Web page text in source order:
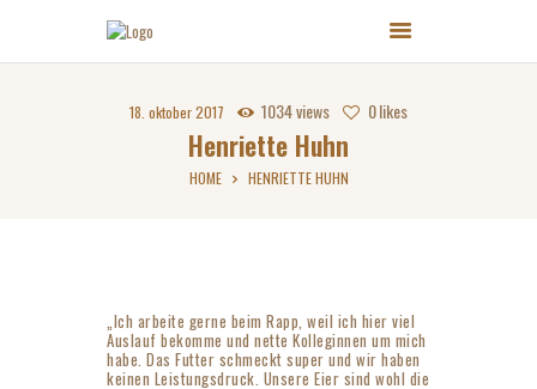
18. oktober 2017 1034views 0likes
Henriette Huhn
HOME HENRIETTE HUHN
„Ich arbeite gerne beim Rapp, weil ich hier viel
Auslauf bekomme und nette Kolleginnen um mich
habe. Das Futter schmeckt super und wir haben
keinen Leistungsdruck. Unsere Eier sind wohl die